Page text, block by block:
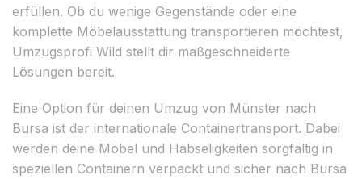
erfüllen. Ob du wenige Gegenstände oder eine
komplette Möbelausstattung transportieren möchtest,
Umzugsprofi Wild stellt dir maßgeschneiderte
Lösungen bereit.
Eine Option für deinen Umzug von Münster nach
Bursa ist der internationale Containertransport. Dabei
werden deine Möbel und Habseligkeiten sorgfältig in
speziellen Containern verpackt und sicher nach Bursa